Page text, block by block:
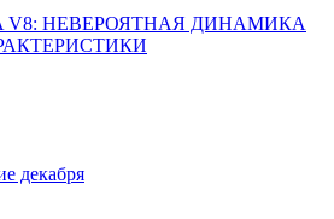
V8: НЕВЕРОЯТНАЯ ДИНАМИКА
декабря